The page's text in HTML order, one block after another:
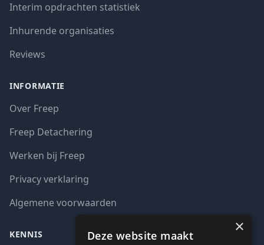
Interim opdrachten statistiek
Inhurende organisaties
Reviews
INFORMATIE
Over Freep
Freep Detachering
Werken bij Freep
Privacy verklaring
Algemene voorwaarden
KENNIS ×
Deze website maakt